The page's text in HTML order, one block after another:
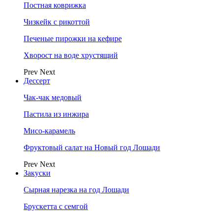
Постная коврижка
Чизкейк с рикоттой
Печеные пирожки на кефире
Хворост на воде хрустящий
Prev Next
Дессерт
Чак-чак медовый
Пастила из инжира
Мисо-карамель
Фруктовый салат на Новый год Лошади
Prev Next
Закуски
Сырная нарезка на год Лошади
Брускетта с семгой